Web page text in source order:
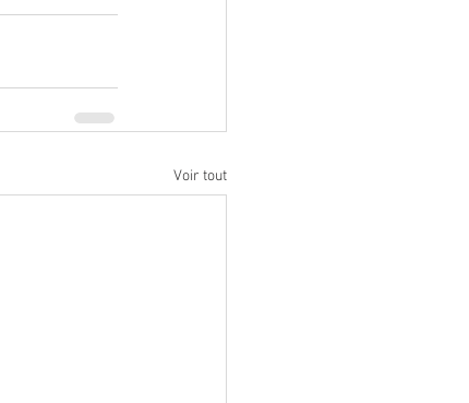
Voir tout